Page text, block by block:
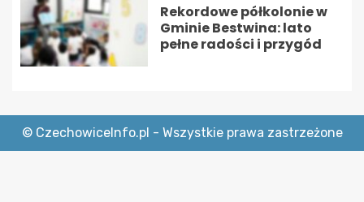
Rekordowe półkolonie w
Gminie Bestwina: lato
pełne radości i przygód
© CzechowiceInfo.pl - Wszystkie prawa zastrzeżone